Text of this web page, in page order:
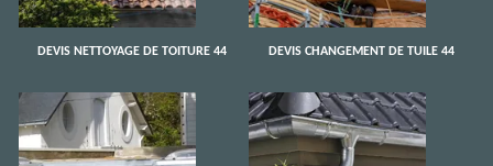
DEVIS NETTOYAGE DE TOITURE 44 DEVIS CHANGEMENT DE TUILE 44